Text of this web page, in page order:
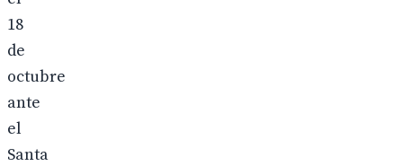
18
de
octubre
ante
el
Santa